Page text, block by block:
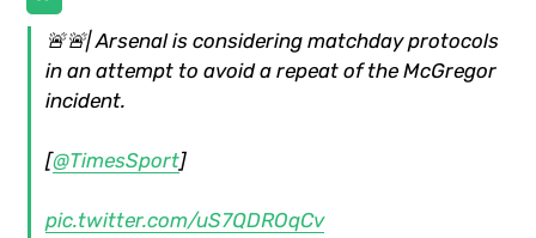
🚨🚨| Arsenal is considering matchday protocols
in an attempt to avoid a repeat of the McGregor
incident.
[@TimesSport]
pic.twitter.com/uS7QDROqCv